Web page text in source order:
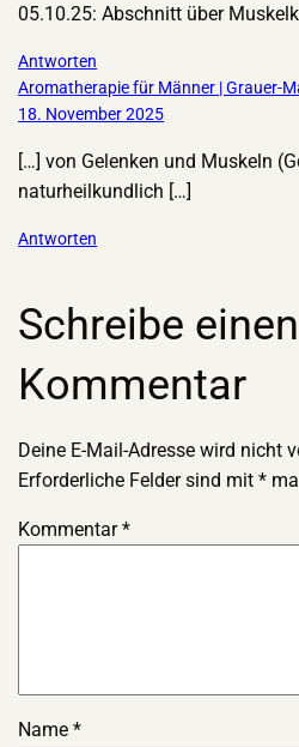
05.10.25: Abschnitt über
Antworten
Aromatherapie für Männer | Grauer-
18. November 2025
[…] von Gelenken und Muskeln
naturheilkundlich […]
Antworten
Schreibe einen
Kommentar
Deine E-Mail-Adresse wird nicht
Erforderliche Felder sind mit*
Kommentar*
Name*